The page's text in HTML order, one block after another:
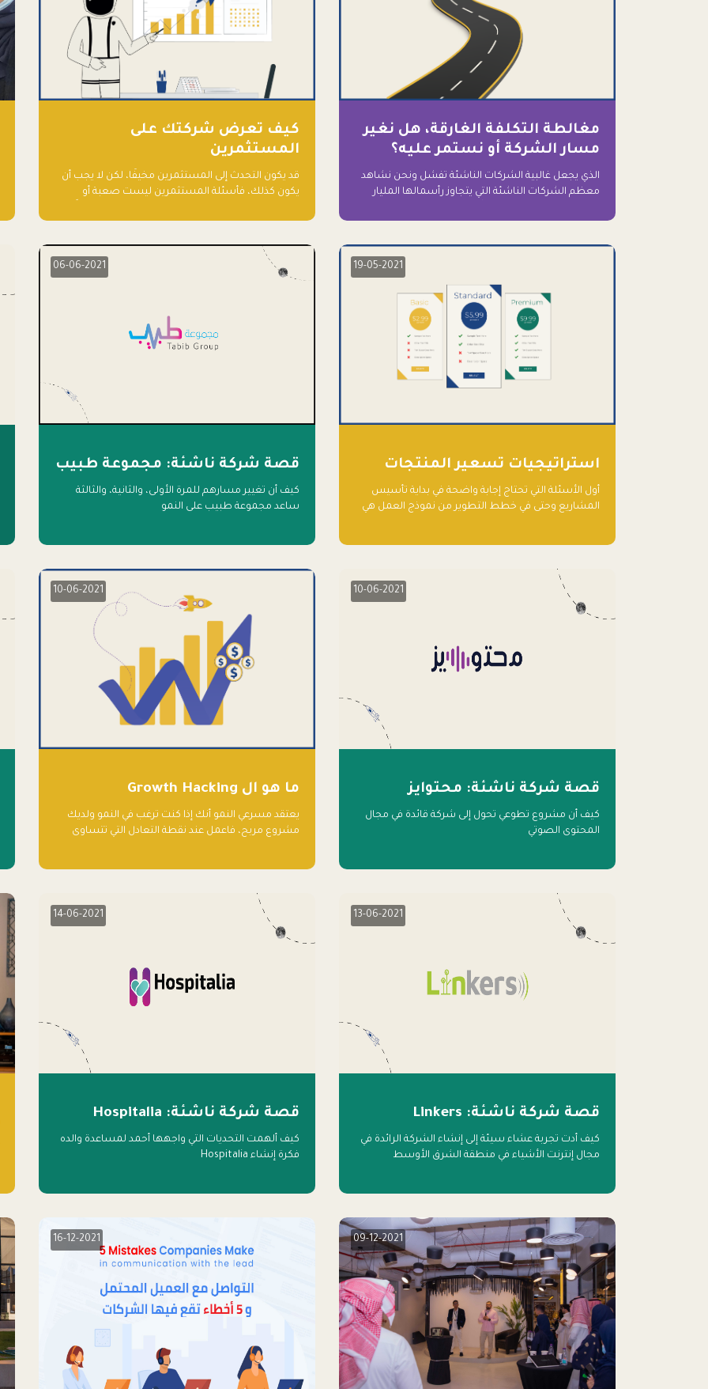
مغالطة التكلفة الغارقة، هل نغير
مسار الشركة أو نستمر عليه؟
الذي يجعل غالبية الشركات الناشئة تفشل ونحن نشاهد
معظم الشركات الناشئة التي يتجاوز رأسمالها المليار
ببساطة: التعلق بها.
كيف تعرض شركتك على
المستثمرين
قد يكون التحدث إلى المستثمرين مخيفًا، لكن لا يجب أن
يكون كذلك، فأسئلة المستثمرين ليست صعبة أو
19-05-2021
استراتيجيات تسعير المنتجات
أول الأسئلة التي تحتاج إجابة واضحة في بداية تأسيس
المشاريع وحتى في خطط التطوير من نموذج العمل هي
06-06-2021
قصة شركة ناشئة: مجموعة طبيب
كيف أن تغيير مسارهم للمرة الأولى، والثانية، والثالثة
ساعد مجموعة طبيب على النمو
10-06-2021
قصة شركة ناشئة: محتوايز
كيف أن مشروع تطوعي تحول إلى شركة قائدة في مجال
المحتوى الصوتي
10-06-2021
ما هو ال Growth Hacking
يعتقد مسرعي النمو أنك إذا كنت ترغب في النمو ولديك
مشروع مربح، فاعمل عند نقطة التعادل التي تتساوى
13-06-2021
قصة شركة ناشئة: Linkers
كيف أدت تجربة عشاء سيئة إلى إنشاء الشركة الرائدة في
مجال إنترنت الأشياء في منطقة الشرق الأوسط
14-06-2021
قصة شركة ناشئة: Hospitalia
كيف ألهمت التحديات التي واجهها أحمد لمساعدة والده
فكرة إنشاء Hospitalia
09-12-2021
16-12-2021